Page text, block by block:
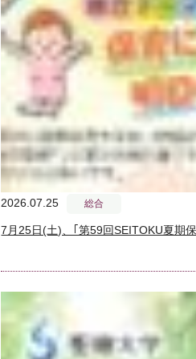
2026.07.25 総合
7月25日(土)、｢第59回SEITOKU夏期